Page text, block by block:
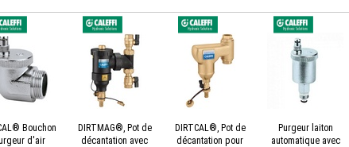
Bouchon
d'air
DIRTMAG®, Pot de
décantation avec
DIRTCAL®, Pot de
décantation pour
Purgeur laiton
automatique avec